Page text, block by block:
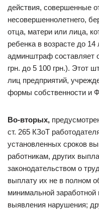
действия, совершенные
несовершеннолетнего,
отца, матери или лица,
ребенка в возрасте до
админштраф составляет
грн. до 5 100 грн.). Этот
лиц предприятий,
формы собственности и
Во-вторых,
ст. 265 КЗоТ
установленных сроков
работникам, других
законодательством о
выплату их не в полном
минимальной
выявления нарушения;